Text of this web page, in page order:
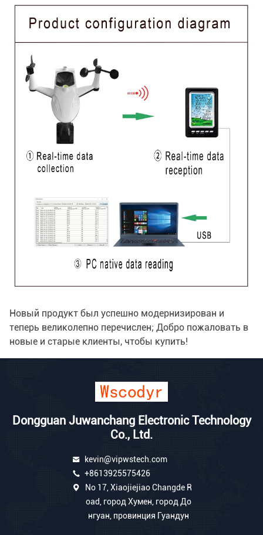
Новый продукт был успешно модернизирован и
теперь великолепно перечислен; Добро пожаловать в
новые и старые клиенты, чтобы купить!
Dongguan Juwanchang Electronic Technology
Co., Ltd.
kevin@vipwstech.com
+8613925575426
No 17, Xiaojiejiao Changde R
oad, город Хумен, город До
нгуан, провинция Гуандун